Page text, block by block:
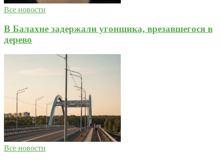
Все новости
В Балахне задержали угонщика, врезавшегося в
дерево
Все новости